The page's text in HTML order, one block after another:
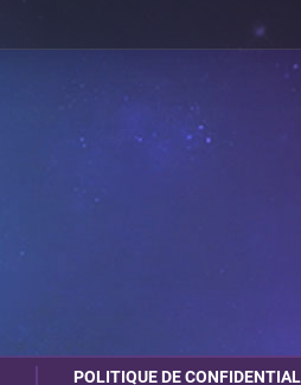
POLITIQUE DE